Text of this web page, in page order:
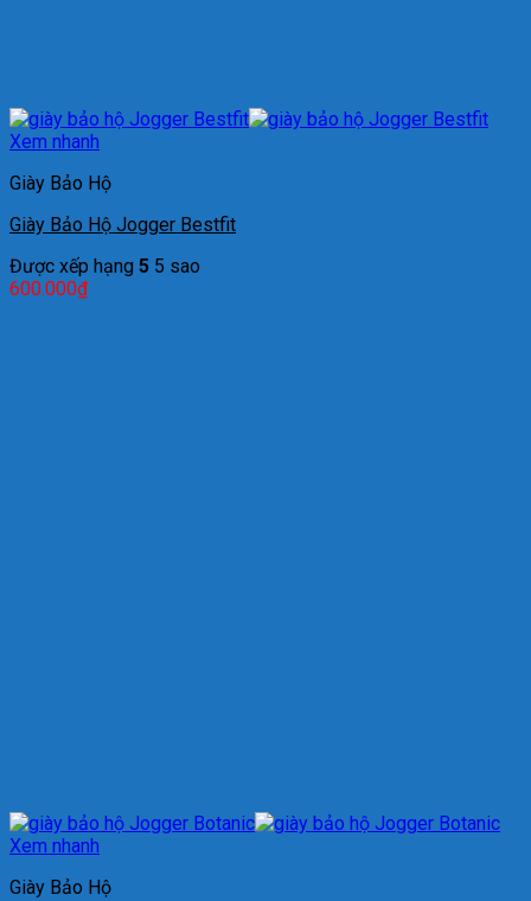
Xem nhanh
Giày Bảo Hộ
Giày Bảo Hộ Jogger Bestfit
Được xếp hạng 5 5 sao
600.000₫
Xem nhanh
Giày Bảo Hộ